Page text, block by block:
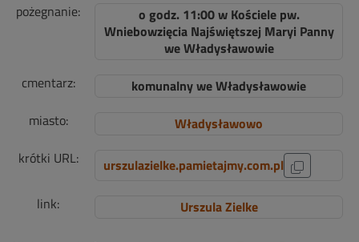
pożegnanie:
o godz. 11:00 w Kościele pw.
Wniebowzięcia Najświętszej Maryi Panny
we Władysławowie
cmentarz:
komunalny we Władysławowie
miasto:
Władysławowo
krótki URL:
urszulazielke.pamietajmy.com.pl
link:
Urszula Zielke